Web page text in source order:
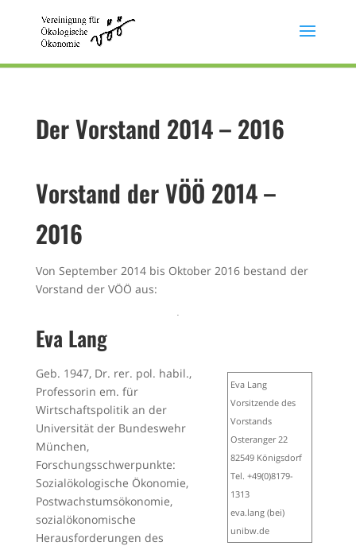
Der Vorstand 2014 – 2016
Vorstand der VÖÖ 2014 –
2016
Von September 2014 bis Oktober 2016 bestand der
Vorstand der VÖÖ aus:
Eva Lang
Eva Lang
Vorsitzende des
Vorstands
Osteranger 22
82549 Königsdorf
Tel. +49(0)8179-
1313
eva.lang (bei)
unibw.de
Geb. 1947, Dr. rer. pol. habil.,
Professorin em. für
Wirtschaftspolitik an der
Universität der Bundeswehr
München,
Forschungsschwerpunkte:
Sozialökologische Ökonomie,
Postwachstumsökonomie,
sozialökonomische
Herausforderungen des